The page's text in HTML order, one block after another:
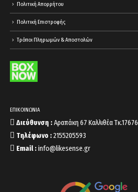
Πολιτική Απορρήτου
Πολιτική Επιστροφής
Τρόποι Πληρωμών & Αποστολών
ΕΠΙΚΟΙΝΩΝΙΑ
Διεύθυνση :Αραπάκη 67 Καλλιθέα Τκ.17676
Τηλέφωνο :2155205593
Email :info@likesense.gr